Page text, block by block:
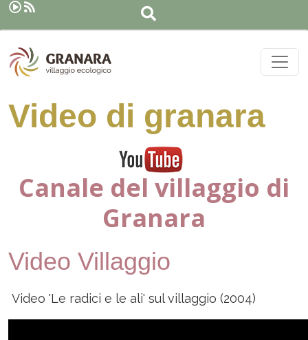
Skip to main content
Video di granara
Canale del villaggio di
Granara
Video Villaggio
Video 'Le radici e le ali' sul villaggio (2004)